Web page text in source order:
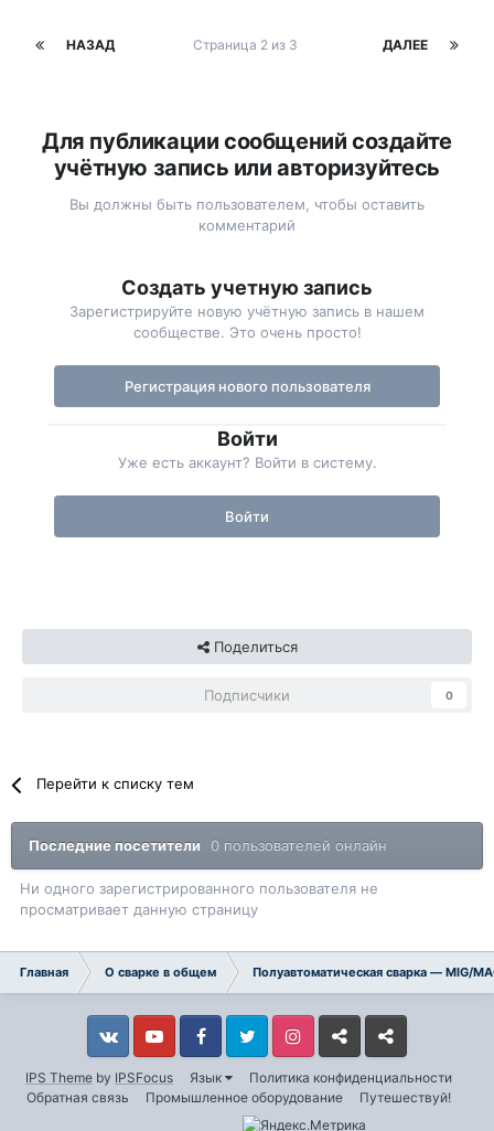
НАЗАД ДАЛЕЕ
Страница 2 из 3
Для публикации сообщений создайте
учётную запись или авторизуйтесь
Вы должны быть пользователем, чтобы оставить
комментарий
Создать учетную запись
Зарегистрируйте новую учётную запись в нашем
сообществе. Это очень просто!
Регистрация нового пользователя
Войти
Уже есть аккаунт? Войти в систему.
Войти
Поделиться
Подписчики 0
Перейти к списку тем
Последние посетители 0 пользователей онлайн
Ни одного зарегистрированного пользователя не
просматривает данную страницу
Главная О сварке в общем Полуавтоматическая сварка — MIG/
IPS Theme by IPSFocus Язык
Политика конфиденциальности
Обратная связь
Промышленное оборудование Путешествуй!
VkontakteYouTube FacebookTwitter InstagramLivejournalOdnoklassniki